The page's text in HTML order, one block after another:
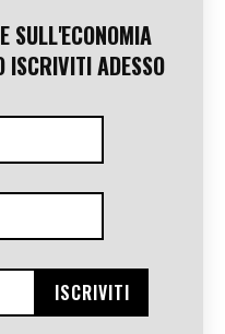
SULL'ECONOMIA
ISCRIVITI ADESSO